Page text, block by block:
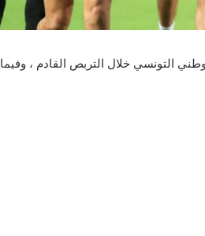
التونسي خلال التربص القادم ، وفيما